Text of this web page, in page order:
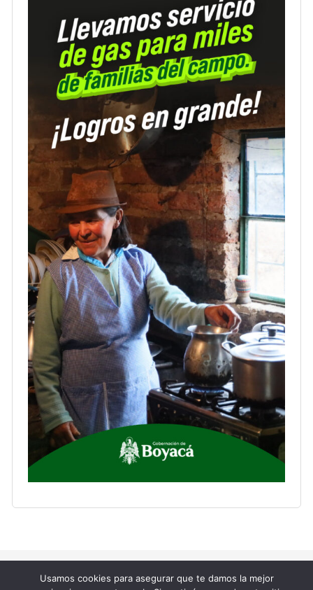
Copyright © 2023 La Supersona.
Usamos cookies para asegurar que te damos la mejor